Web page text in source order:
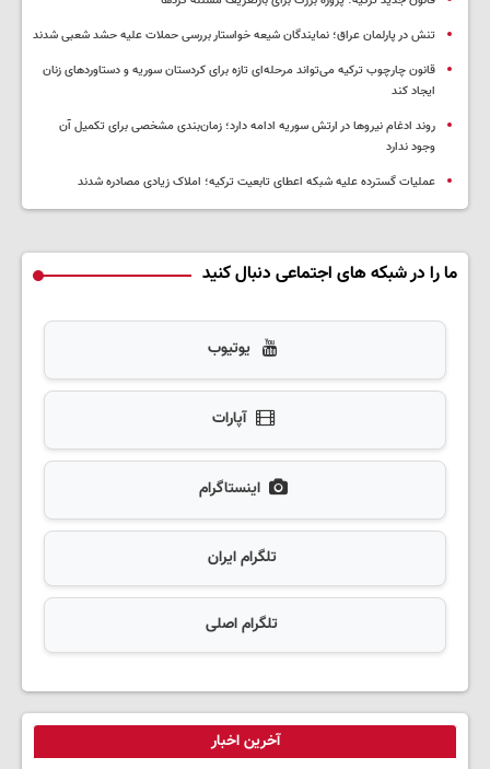
تنش در پارلمان عراق؛ نمایندگان شیعه خواستار بررسی حملات علیه حشد شعبی شدند
قانون چارچوب ترکیه می‌تواند مرحله‌ای تازه برای کردستان سوریه و دستاوردهای زنان
ایجاد کند
روند ادغام نیروها در ارتش سوریه ادامه دارد؛ زمان‌بندی مشخصی برای تکمیل آن
وجود ندارد
عملیات گسترده علیه شبکه اعطای تابعیت ترکیه؛ املاک زیادی مصادره شدند
ما را در شبکه های اجتماعی دنبال کنید
یوتیوب
آپارات
اینستاگرام
تلگرام ایران
تلگرام اصلی
آخرین اخبار